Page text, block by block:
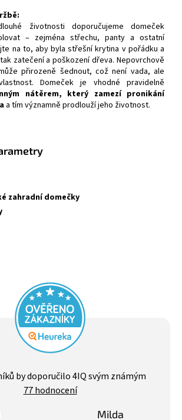
životnosti doporučujeme domeček
– zejména střechu, panty a ostatní
na to, aby byla střešní krytina v pořádku a
zatečení a poškození dřeva. Nepovrchově
přirozeně šednout, což není vada, ale
Domeček je vhodné pravidelně
nátěrem, který zamezí pronikání
a tím významně prodlouží jeho životnost.
zahradní domečky
hodnocení
obchodu
je
by doporučilo 4IQ svým známým
77 hodnocení
Milda